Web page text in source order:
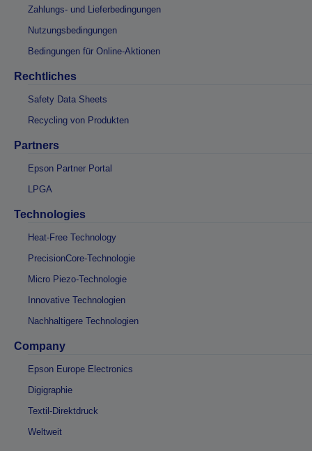
Zahlungs- und Lieferbedingungen
Nutzungsbedingungen
Bedingungen für Online-Aktionen
Rechtliches
Safety Data Sheets
Recycling von Produkten
Partners
Epson Partner Portal
LPGA
Technologies
Heat-Free Technology
PrecisionCore-Technologie
Micro Piezo-Technologie
Innovative Technologien
Nachhaltigere Technologien
Company
Epson Europe Electronics
Digigraphie
Textil-Direktdruck
Weltweit